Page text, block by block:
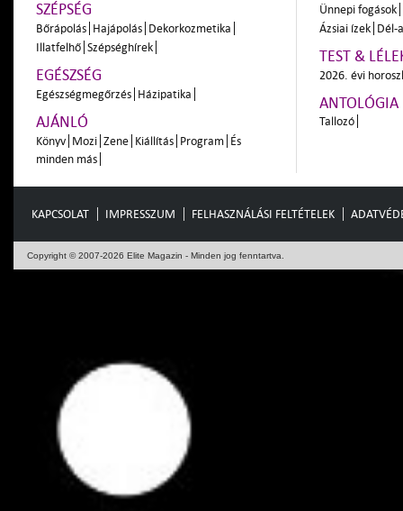
SZÉPSÉG
Bőrápolás Hajápolás Dekorkozmetika
Illatfelhő Szépséghírek
EGÉSZSÉG
Egészségmegőrzés Házipatika
AJÁNLÓ
Könyv Mozi Zene Kiállítás Program És
minden más
Ünnepi fogások
Ázsiai ízek Dél-
TEST &
2026. évi
ANTOLÓGIA
Tallozó
KAPCSOLAT IMPRESSZUM FELHASZNÁLÁSI FELTÉTELEK
Copyright © 2007-2026 Elite Magazin - Minden jog fenntartva.